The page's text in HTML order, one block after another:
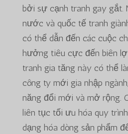
bởi sự cạnh tranh gay gắt.
nước và quốc tế tranh
có thể dẫn đến các cuộc
hưởng tiêu cực đến biên
tranh gia tăng này có thể
công ty mới gia nhập
năng đổi mới và mở rộng.
liên tục tối ưu hóa quy
dạng hóa dòng sản phẩm